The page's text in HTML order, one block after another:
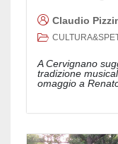
Claudio
A Cervignano
tradizione
omaggio a